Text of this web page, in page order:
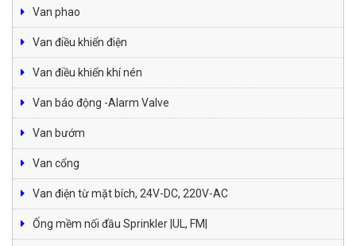
Van phao
Van điều khiển điện
Van điều khiển khí nén
Van báo động -Alarm Valve
Van bướm
Van cổng
Van điện từ mặt bích, 24V-DC, 220V-AC
Ống mềm nối đầu Sprinkler |UL, FM|